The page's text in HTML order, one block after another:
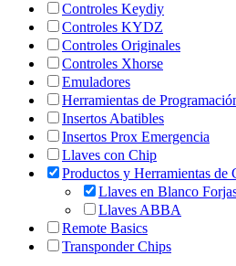
Controles Keydiy
Controles KYDZ
Controles Originales
Controles Xhorse
Emuladores
Herramientas de
Insertos Abatibles
Insertos Prox Emergencia
Llaves con Chip
Productos y Herramientas de
Llaves en Blanco
Llaves ABBA
Remote Basics
Transponder Chips